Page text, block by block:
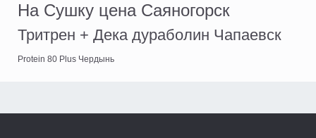
На Сушку цена Саяногорск
Тритрен + Дека дураболин Чапаевск
Protein 80 Plus Чердынь